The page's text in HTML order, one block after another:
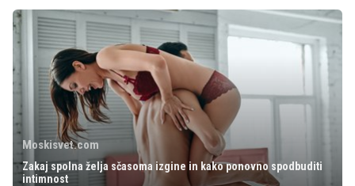
Moskisvet.com
Zakaj spolna želja sčasoma izgine in kako ponovno spodbuditi
intimnost